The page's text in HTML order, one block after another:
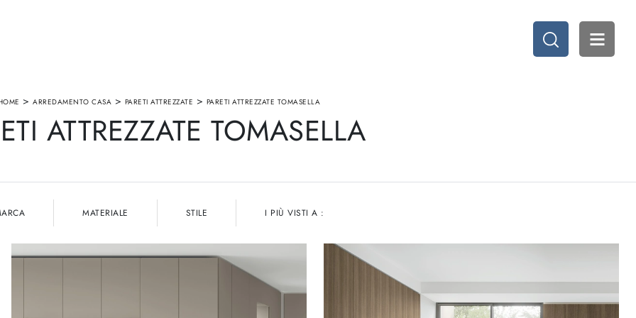
>ARREDAMENTO CASA > PARETI ATTREZZATE > PARETI ATTREZZATE TOMASELLA
ATTREZZATE TOMASELLA
MATERIALE STILE I PIÙ VISTI A :